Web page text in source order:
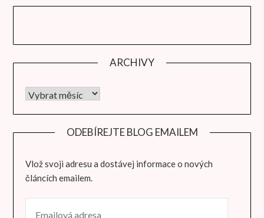
ARCHIVY
Archivy
ODEBÍREJTE BLOG EMAILEM
Vlož svoji adresu a dostávej informace o nových
článcích emailem.